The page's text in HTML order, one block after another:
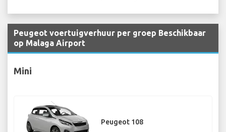
Peugeot voertuigverhuur per groep Beschikbaar
op Malaga Airport
Mini
Peugeot 108